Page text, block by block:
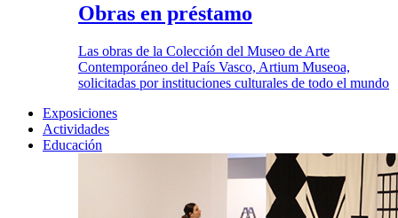
Obras en préstamo
Las obras de la Colección del Museo de Arte
Contemporáneo del País Vasco, Artium Museoa,
solicitadas por instituciones culturales de todo el mundo
Exposiciones
Actividades
Educación